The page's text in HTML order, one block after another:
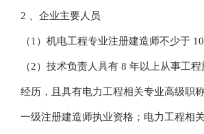
2 、企业主要人员
（1）机电工程专业注册建造师不少于 10
（2）技术负责人具有 8 年以上从事工
经历，且具有电力工程相关专业高级职
一级注册建造师执业资格；电力工程相